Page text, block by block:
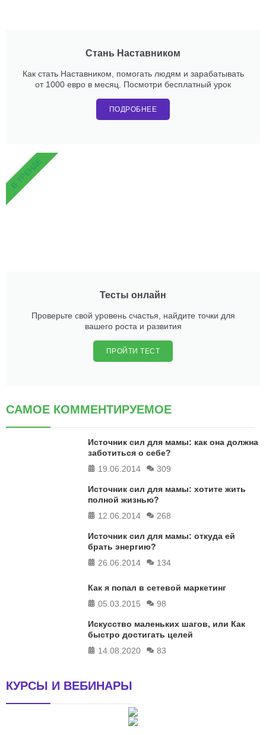
Стань Наставником
Как стать Наставником, помогать людям и зарабатывать
от 1000 евро в месяц. Посмотри бесплатный урок
ПОДРОБНЕЕ
Тесты онлайн
Проверьте свой уровень счастья, найдите точки для
вашего роста и развития
ПРОЙТИ ТЕСТ
В ТРЕНДЕ
САМОЕ КОММЕНТИРУЕМОЕ
Источник сил для мамы: как она должна
заботиться о себе?
19.06.2014
309
Источник сил для мамы: хотите жить
полной жизнью?
12.06.2014
268
Источник сил для мамы: откуда ей
брать энергию?
26.06.2014
134
Как я попал в сетевой маркетинг
05.03.2015
98
Искусство маленьких шагов, или Как
быстро достигать целей
14.08.2020
83
КУРСЫ И ВЕБИНАРЫ